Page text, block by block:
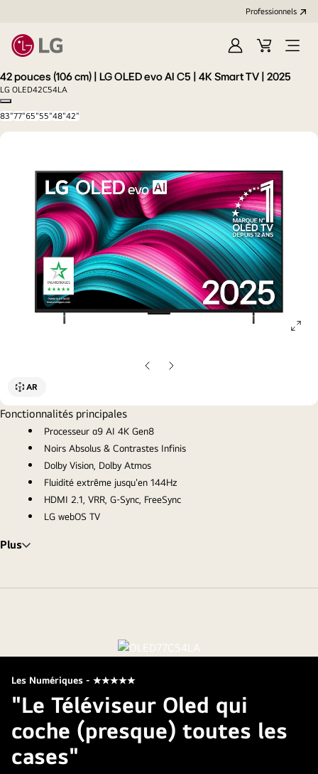
Professionnels
Se
connecter
Panier
d'achat
Open
42 pouces (106 cm) | LG OLED evo AI C5 | 4K Smart TV | 2025
LG OLED42C54LA
Copy model name
83"77"65"55"48"42"
DiapositiveDiapositive
AR
Fonctionnalités principales
Processeur α9 AI 4K Gen8
Noirs Absolus & Contrastes Infinis
Dolby Vision, Dolby Atmos
Fluidité extrême jusqu'en 144Hz
HDMI 2.1, VRR, G-Sync, FreeSync
LG webOS TV
Plus
Les Numériques - ★★★★★
"Le Téléviseur Oled qui
coche (presque) toutes les
cases"